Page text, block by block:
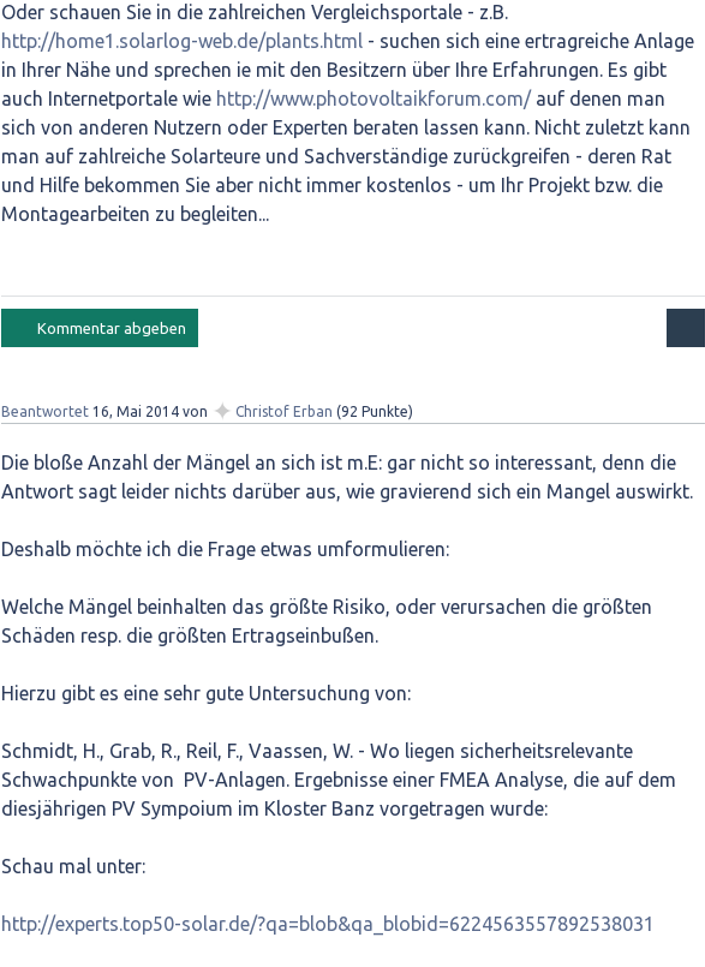
Oder schauen Sie in die zahlreichen Vergleichsportale - z.B.
http://home1.solarlog-web.de/plants.html - suchen sich eine ertragreiche Anlage
in Ihrer Nähe und sprechen ie mit den Besitzern über Ihre Erfahrungen. Es gibt
auch Internetportale wie http://www.photovoltaikforum.com/auf denen man
sich von anderen Nutzern oder Experten beraten lassen kann. Nicht zuletzt kann
man auf zahlreiche Solarteure und Sachverständige zurückgreifen - deren Rat
und Hilfe bekommen Sie aber nicht immer kostenlos - um Ihr Projekt bzw. die
Montagearbeiten zu begleiten...
Beantwortet 16, Mai 2014 von ✦ Christof Erban (92 Punkte)
Die bloße Anzahl der Mängel an sich ist m.E: gar nicht so interessant, denn die
Antwort sagt leider nichts darüber aus, wie gravierend sich ein Mangel auswirkt.
Deshalb möchte ich die Frage etwas umformulieren:
Welche Mängel beinhalten das größte Risiko, oder verursachen die größten
Schäden resp. die größten Ertragseinbußen.
Hierzu gibt es eine sehr gute Untersuchung von:
Schmidt, H., Grab, R., Reil, F., Vaassen, W. - Wo liegen sicherheitsrelevante
Schwachpunkte von PV-Anlagen. Ergebnisse einer FMEA Analyse, die auf dem
diesjährigen PV Sympoium im Kloster Banz vorgetragen wurde:
Schau mal unter:
http://experts.top50-solar.de/?qa=blob&qa_blobid=6224563557892538031